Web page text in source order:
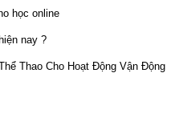
học online
nay ?
Thao Cho Hoạt Động Vận Động